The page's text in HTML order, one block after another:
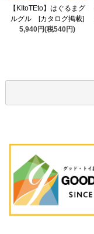
【KItoTEto】はぐるまグ
ルグル [カタログ掲載]
5,940円(税540円)